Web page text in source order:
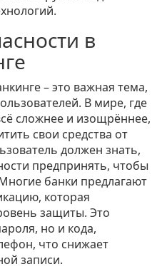
в
– это важная тема,
В мире, где
сложнее и изощрённее,
свои средства от
должен знать,
предпринять, чтобы
банки предлагают
которая
защиты. Это
но и кода,
что снижает
записи.